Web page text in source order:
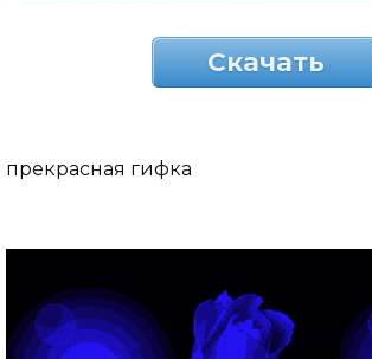
Скачать
прекрасная гифка